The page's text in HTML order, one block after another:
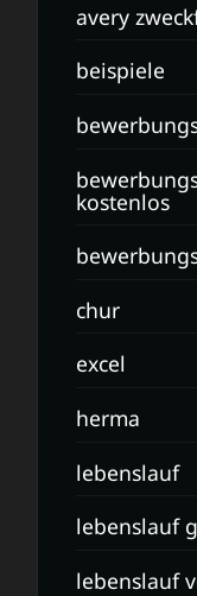
avery
beispiele
kostenlos
chur
excel
herma
lebenslauf
lebenslauf
lebenslauf